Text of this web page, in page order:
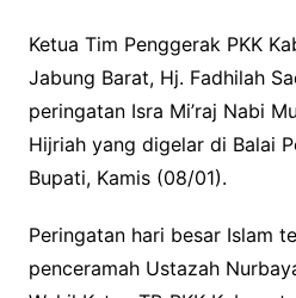
Ketua Tim Penggerak PKK
Jabung Barat, Hj. Fadhilah
peringatan Isra Mi’raj Nabi
Hijriah yang digelar di Balai
Bupati, Kamis (08/01).
Peringatan hari besar Islam
penceramah Ustazah